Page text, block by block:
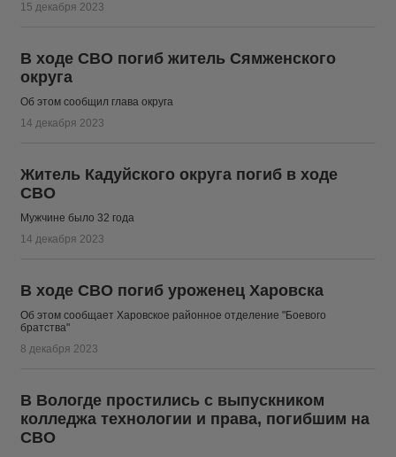
15 декабря 2023
В ходе СВО погиб житель Сямженского
округа
Об этом сообщил глава округа
14 декабря 2023
Житель Кадуйского округа погиб в ходе
СВО
Мужчине было 32 года
14 декабря 2023
В ходе СВО погиб уроженец Харовска
Об этом сообщает Харовское районное отделение "Боевого
братства"
8 декабря 2023
В Вологде простились с выпускником
колледжа технологии и права, погибшим на
СВО